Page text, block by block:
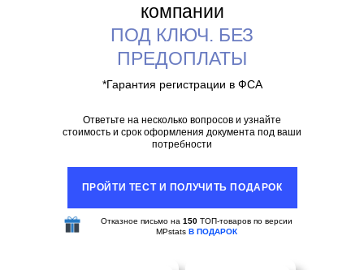
компании
ПОД КЛЮЧ. БЕЗ
ПРЕДОПЛАТЫ
*Гарантия регистрации в ФСА
Ответьте на несколько вопросов и узнайте
стоимость и срок оформления документа под ваши
потребности
ПРОЙТИ ТЕСТ И ПОЛУЧИТЬ ПОДАРОК
Отказное письмо на 150ТОП-товаров по версии
MPstats В ПОДАРОК